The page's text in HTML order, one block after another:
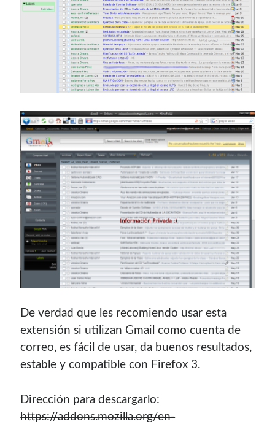
con el mantenimiento de este sitio:
Si deseas vender publicidad en tu propio blog o página
monetizar tu página.
Enlaces de mi sitio viejo
GNU/Linux
Humor Geek
Tutoriales
Descargas
De verdad que les recomiendo usar esta
extensión si utilizan Gmail como cuenta de
correo, es fácil de usar, da buenos resultados,
estable y compatible con Firefox 3.
Dirección para descargarlo:
https://addons.mozilla.org/en-